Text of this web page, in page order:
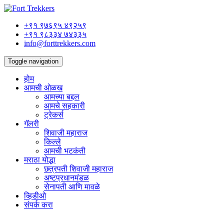
+९१ ९७६९५ ४९२५९
+९१ ९८३३४ ७४३३५
info@forttrekkers.com
Toggle navigation
होम
आमची ओळख
आमच्या बद्दल
आमचे सहकारी
ट्रेकर्स
गॅलरी
शिवाजी महाराज
किल्ले
आमची भटकंती
मराठा योद्धा
छत्रपती शिवाजी महाराज
अष्टप्रधानमंडळ
सेनापती आणि मावळे
व्हिडीओ
संपर्क करा